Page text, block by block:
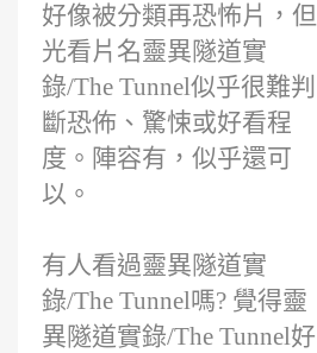
好像被分類再恐怖片，但
光看片名靈異隧道實
錄/The Tunnel似乎很難判
斷恐佈、驚悚或好看程
度。陣容有，似乎還可
以。
有人看過靈異隧道實
錄/The Tunnel嗎? 覺得靈
異隧道實錄/The Tunnel好